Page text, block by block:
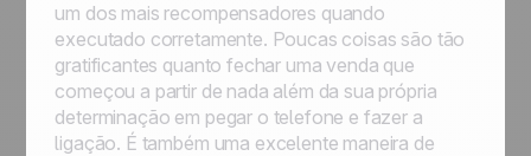
um dos mais recompensadores quando
executado corretamente. Poucas coisas são tão
gratificantes quanto fechar uma venda que
começou a partir de nada além da sua própria
determinação em pegar o telefone e fazer a
ligação. É também uma excelente maneira de